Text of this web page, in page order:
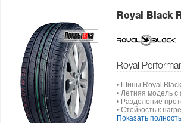
Royal Black
Royal
• Шины Royal
• Летняя модель
• Разделение
• Стойкость к
Показать